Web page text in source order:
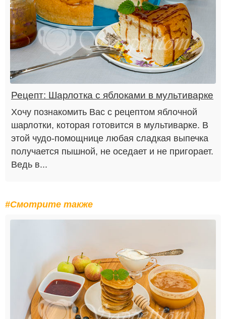
Рецепт: Шарлотка с яблоками в мультиварке
Хочу познакомить Вас с рецептом яблочной
шарлотки, которая готовится в мультиварке. В
этой чудо-помощнице любая сладкая выпечка
получается пышной, не оседает и не пригорает.
Ведь в...
#Смотрите также